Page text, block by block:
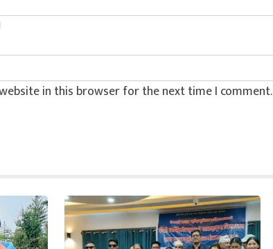
in this browser for the next time I comment.